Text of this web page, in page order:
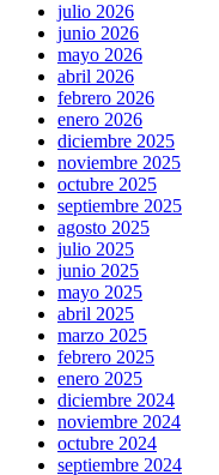
julio 2026
junio 2026
mayo 2026
abril 2026
febrero 2026
enero 2026
diciembre 2025
noviembre 2025
octubre 2025
septiembre 2025
agosto 2025
julio 2025
junio 2025
mayo 2025
abril 2025
marzo 2025
febrero 2025
enero 2025
diciembre 2024
noviembre 2024
octubre 2024
septiembre 2024